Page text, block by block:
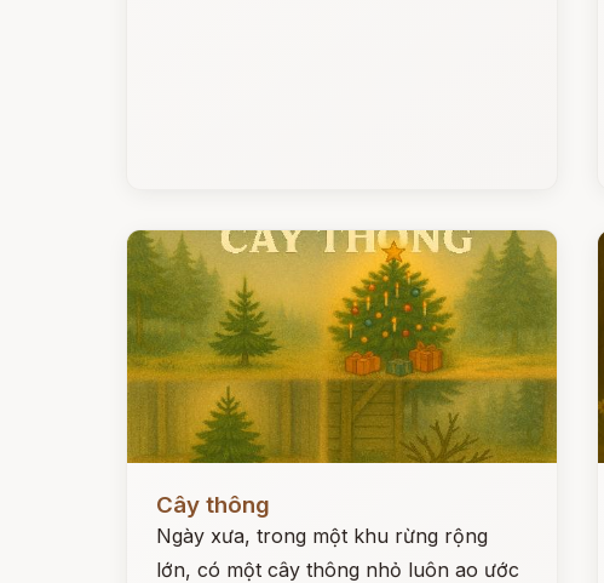
Cây thông
Ngày xưa, trong một khu rừng rộng
lớn, có một cây thông nhỏ luôn ao ước